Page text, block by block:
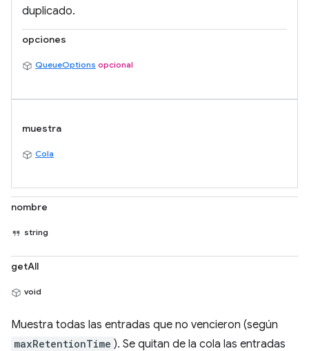
duplicado.
opciones
QueueOptions opcional
muestra
Cola
nombre
string
getAll
void
Muestra todas las entradas que no vencieron (según
maxRetentionTime ). Se quitan de la cola las entradas